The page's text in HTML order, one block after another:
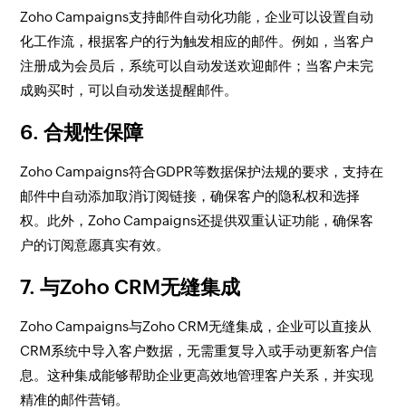
Zoho Campaigns支持邮件自动化功能，企业可以设置自动
化工作流，根据客户的行为触发相应的邮件。例如，当客户
注册成为会员后，系统可以自动发送欢迎邮件；当客户未完
成购买时，可以自动发送提醒邮件。
6. 合规性保障
Zoho Campaigns符合GDPR等数据保护法规的要求，支持在
邮件中自动添加取消订阅链接，确保客户的隐私权和选择
权。此外，Zoho Campaigns还提供双重认证功能，确保客
户的订阅意愿真实有效。
7. 与Zoho CRM无缝集成
Zoho Campaigns与Zoho CRM无缝集成，企业可以直接从
CRM系统中导入客户数据，无需重复导入或手动更新客户信
息。这种集成能够帮助企业更高效地管理客户关系，并实现
精准的邮件营销。